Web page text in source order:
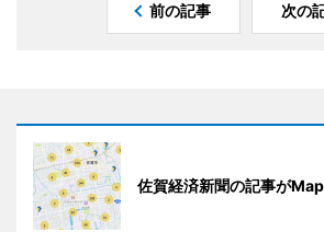
前の記事 次の
佐賀経済新聞の記事が